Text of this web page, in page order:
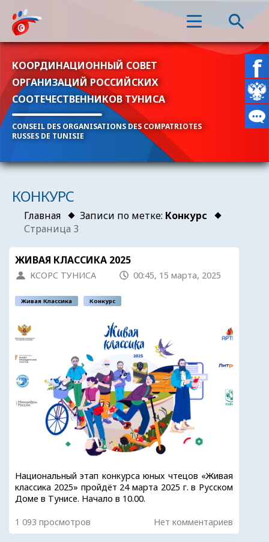
КООРДИНАЦИОННЫЙ СОВЕТ
ОРГАНИЗАЦИЙ РОССИЙСКИХ
СООТЕЧЕСТВЕННИКОВ ТУНИСА
CONSEIL DES ORGANISATIONS DES COMPATRIOTES
RUSSES DE TUNISIE
КОНКУРС
Главная Записи по метке: Конкурс
Страница 3
ЖИВАЯ КЛАССИКА 2025
КСОРС ТУНИСА 00:45, 15 марта, 2025
Живая Классика Конкурс
Национальный этап конкурса юных чтецов «Живая
классика 2025» пройдёт 24 марта 2025 г. в Русском
Доме в Тунисе. Начало в 10.00.
1 093 просмотров Нет комментариев